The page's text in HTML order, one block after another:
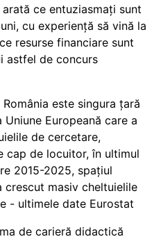
ce entuziasmați sunt
cu experiență să vină la
resurse financiare sunt
astfel de concurs
România este singura țară
Uniune Europeană care a
de cercetare,
cap de locuitor, în ultimul
2015-2025, spațiul
crescut masiv cheltuielile
- ultimele date Eurostat
de carieră didactică